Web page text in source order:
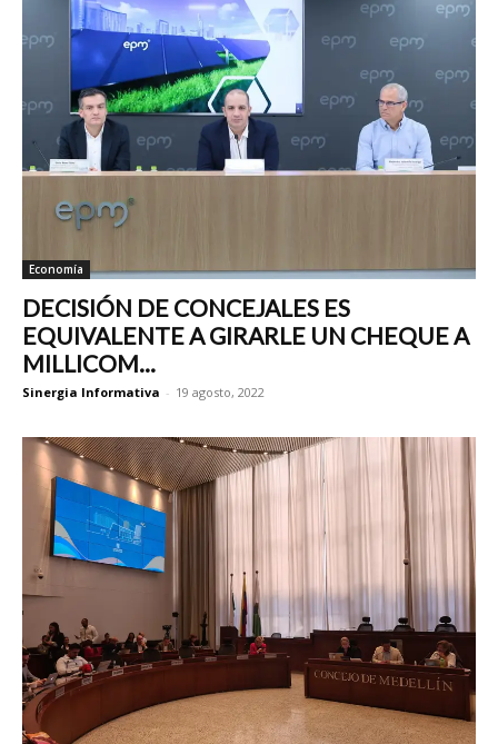
Economía
DECISIÓN DE CONCEJALES ES
EQUIVALENTE A GIRARLE UN CHEQUE A
MILLICOM...
Sinergia Informativa - 19 agosto, 2022